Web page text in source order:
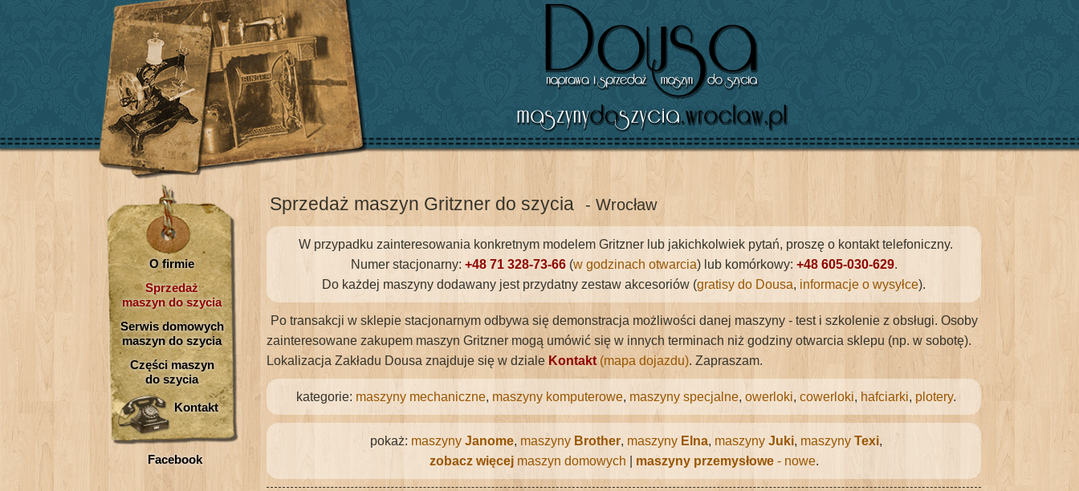
O firmie
Sprzedaż
maszyn do szycia
Serwis domowych
maszyn do szycia
Części maszyn
do szycia
Kontakt
Facebook
Sprzedaż maszyn Gritzner do szycia - Wrocław
W przypadku zainteresowania konkretnym modelem Gritzner lub jakichkolwiek pytań, proszę o kontakt telefoniczny.
Numer stacjonarny: +48 71 328-73-66(w godzinach otwarcia) lub komórkowy: +48 605-030-629.
Do każdej maszyny dodawany jest przydatny zestaw akcesoriów (gratisy do Dousa, informacje o wysyłce).
Po transakcji w sklepie stacjonarnym odbywa się demonstracja możliwości danej maszyny - test i szkolenie z obsługi. Osoby
zainteresowane zakupem maszyn Gritzner mogą umówić się w innych terminach niż godziny otwarcia sklepu (np. w sobotę).
Lokalizacja Zakładu Dousa znajduje się w dziale Kontakt(mapa dojazdu). Zapraszam.
kategorie: maszyny mechaniczne, maszyny komputerowe, maszyny specjalne, owerloki, cowerloki, hafciarki, plotery.
pokaż: maszyny Janome, maszyny Brother, maszyny Elna, maszyny Juki, maszyny Texi,
zobacz więcejmaszyn domowych maszyny przemysłowe- nowe.